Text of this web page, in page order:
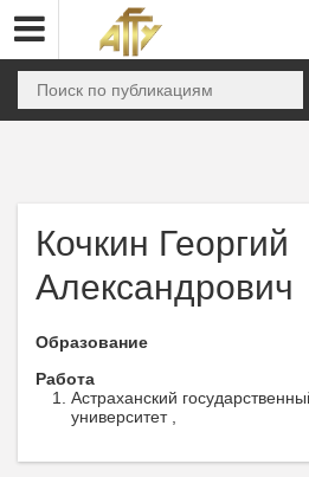
Кочкин Георгий
Александрович
Образование
Работа
Астраханский
университет ,